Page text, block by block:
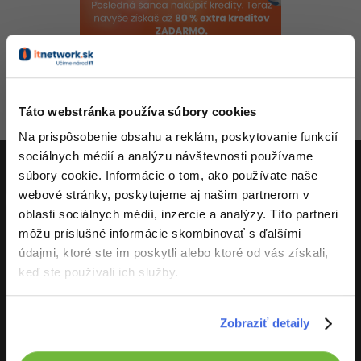
Táto webstránka používa súbory cookies
Na prispôsobenie obsahu a reklám, poskytovanie funkcií
sociálnych médií a analýzu návštevnosti používame
súbory cookie. Informácie o tom, ako používate naše
webové stránky, poskytujeme aj našim partnerom v
oblasti sociálnych médií, inzercie a analýzy. Títo partneri
môžu príslušné informácie skombinovať s ďalšími
údajmi, ktoré ste im poskytli alebo ktoré od vás získali,
keď ste používali ich služby.
Zobraziť detaily
Python -80%
JavaScript
C++ -80%
Swift -80%
Kotlin -80%
Céčko -80%
-80%
WordPress
SEO
Business
Copywriting -30%
MS Office -80%
Google Dokumenty
Photoshop -80%
Adobe Illustrator
Adobe Lightroom
Adobe XD -15%
Adobe InDesign -25%
Adobe After Effects
Blender -80%
Inkscape
ITnetwork.sk
Učíme národ IT
O projekte